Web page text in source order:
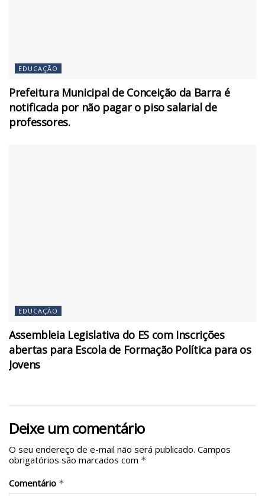
EDUCAÇÃO
Prefeitura Municipal de Conceição da Barra é
notificada por não pagar o piso salarial de
professores.
EDUCAÇÃO
Assembleia Legislativa do ES com Inscrições
abertas para Escola de Formação Política para os
Jovens
Deixe um comentário
O seu endereço de e-mail não será publicado. Campos
obrigatórios são marcados com *
Comentário *